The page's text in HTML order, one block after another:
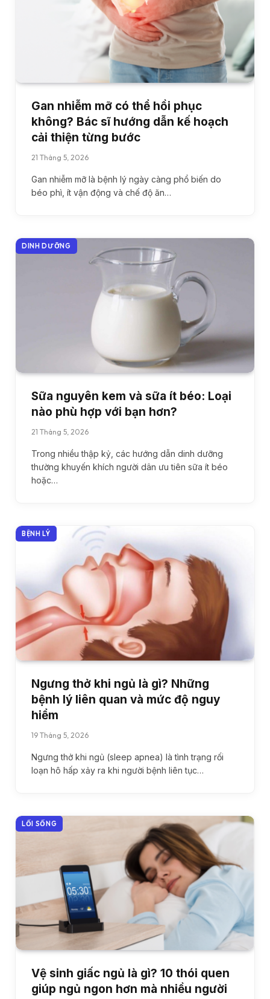
Gan nhiễm mỡ có thể hồi phục
không? Bác sĩ hướng dẫn kế hoạch
cải thiện từng bước
21 Tháng 5, 2026
Gan nhiễm mỡ là bệnh lý ngày càng phổ biến do
béo phì, ít vận động và chế độ ăn…
DINH DƯỠNG
Sữa nguyên kem và sữa ít béo: Loại
nào phù hợp với bạn hơn?
21 Tháng 5, 2026
Trong nhiều thập kỷ, các hướng dẫn dinh dưỡng
thường khuyến khích người dân ưu tiên sữa ít béo
hoặc…
BỆNH LÝ
Ngưng thở khi ngủ là gì? Những
bệnh lý liên quan và mức độ nguy
hiểm
19 Tháng 5, 2026
Ngưng thở khi ngủ (sleep apnea) là tình trạng rối
loạn hô hấp xảy ra khi người bệnh liên tục…
LỐI SỐNG
Vệ sinh giấc ngủ là gì? 10 thói quen
giúp ngủ ngon hơn mà nhiều người